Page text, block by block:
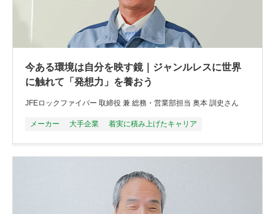
今ある環境は自分を映す鏡｜ジャンルレスに世界
に触れて「発想力」を養おう
JFEロックファイバー 取締役 兼 総務・営業部担当 奥本 訓史さん
メーカー 大手企業 着実に積み上げたキャリア